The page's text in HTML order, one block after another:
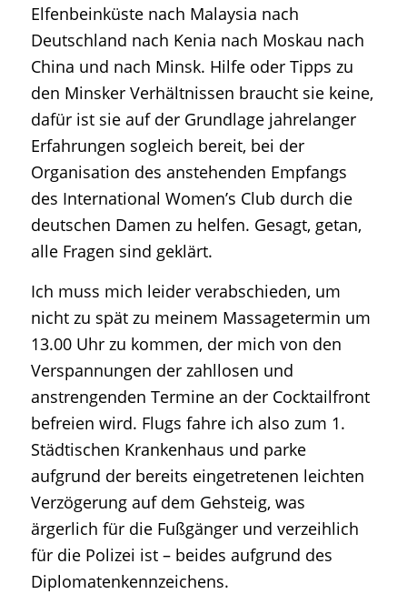
Elfenbeinküste nach Malaysia nach
Deutschland nach Kenia nach Moskau nach
China und nach Minsk. Hilfe oder Tipps zu
den Minsker Verhältnissen braucht sie keine,
dafür ist sie auf der Grundlage jahrelanger
Erfahrungen sogleich bereit, bei der
Organisation des anstehenden Empfangs
des International Women’s Club durch die
deutschen Damen zu helfen. Gesagt, getan,
alle Fragen sind geklärt.
Ich muss mich leider verabschieden, um
nicht zu spät zu meinem Massagetermin um
13.00 Uhr zu kommen, der mich von den
Verspannungen der zahllosen und
anstrengenden Termine an der Cocktailfront
befreien wird. Flugs fahre ich also zum 1.
Städtischen Krankenhaus und parke
aufgrund der bereits eingetretenen leichten
Verzögerung auf dem Gehsteig, was
ärgerlich für die Fußgänger und verzeihlich
für die Polizei ist – beides aufgrund des
Diplomatenkennzeichens.